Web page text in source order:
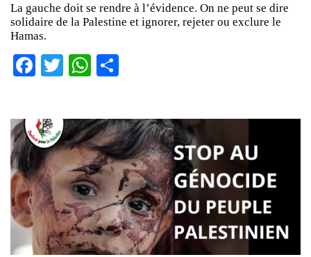
La gauche doit se rendre à l’évidence. On ne peut se dire
solidaire de la Palestine et ignorer, rejeter ou exclure le
Hamas.
Facebook
TwitterWhatsApp